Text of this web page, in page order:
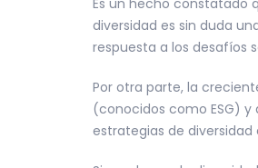
Es un hecho constatado
diversidad es sin duda
respuesta a los desafíos
Por otra parte, la
(conocidos como ESG)
estrategias de